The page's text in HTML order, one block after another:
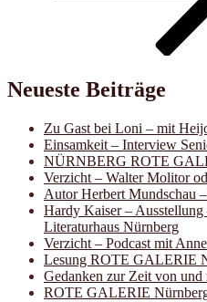
Neueste Beiträge
Zu Gast bei Loni – mit
Einsamkeit – Interview
NÜRNBERG ROTE
Verzicht – Walter Molitor
Autor Herbert Mundschau
Hardy Kaiser –
Literaturhaus Nürnberg
Verzicht – Podcast mit
Lesung ROTE GALERIE
Gedanken zur Zeit von
ROTE GALERIE